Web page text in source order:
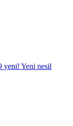
yeni! Yeni nesil